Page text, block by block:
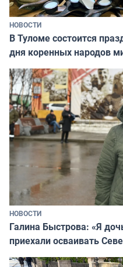
НОВОСТИ
В Туломе состоится
дня коренных народов
НОВОСТИ
Галина Быстрова: «Я
приехали осваивать